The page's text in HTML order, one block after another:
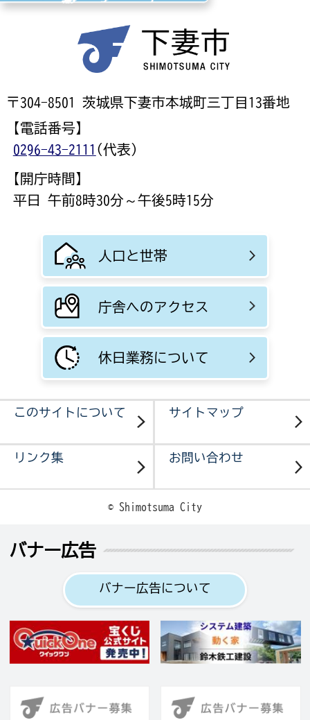
〒304-8501 茨城県下妻市本城町三丁目13番地
【電話番号】
0296-43-2111 (代表)
【開庁時間】
平日 午前8時30分～午後5時15分
人口と世帯
庁舎へのアクセス
休日業務について
このサイトについて サイトマップ
リンク集 お問い合わせ
© Shimotsuma City
バナー広告
バナー広告について